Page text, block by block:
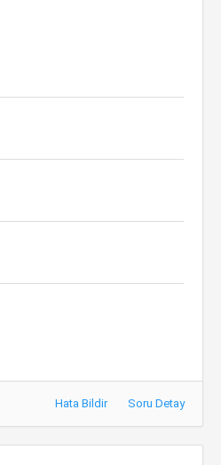
Hata Bildir Soru Detay